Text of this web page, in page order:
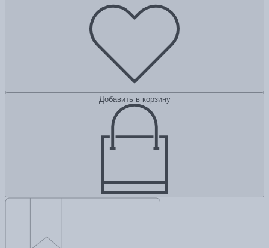
Добавить в корзину